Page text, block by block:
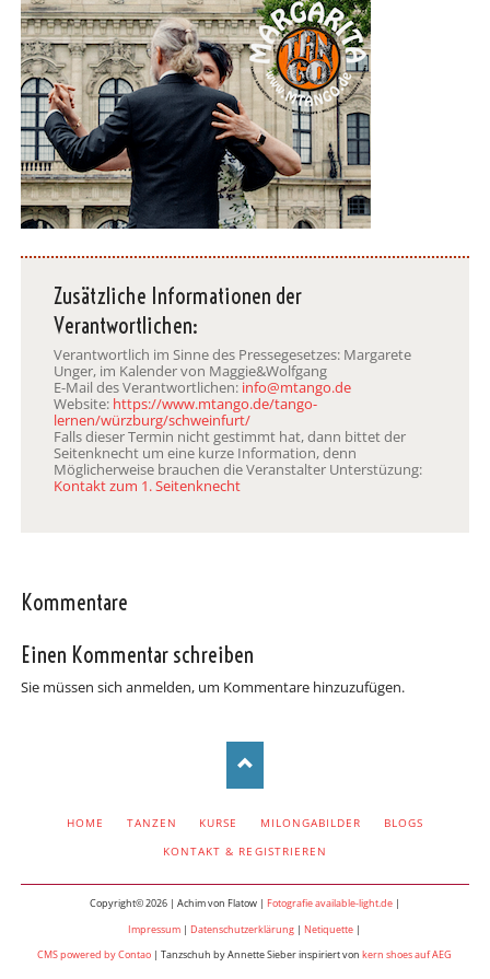
Zusätzliche Informationen der
Verantwortlichen:
Verantwortlich im Sinne des Pressegesetzes: Margarete
Unger, im Kalender von Maggie&Wolfgang
E-Mail des Verantwortlichen: info@mtango.de
Website: https://www.mtango.de/tango-
lernen/würzburg/schweinfurt/
Falls dieser Termin nicht gestimmt hat, dann bittet der
Seitenknecht um eine kurze Information, denn
Möglicherweise brauchen die Veranstalter Unterstüzung:
Kontakt zum 1. Seitenknecht
Kommentare
Einen Kommentar schreiben
Sie müssen sich anmelden, um Kommentare hinzuzufügen.
HOME TANZEN KURSE MILONGABILDER
BLOGS
KONTAKT & REGISTRIEREN
Copyright© 2026 | Achim von Flatow | Fotografie available-light.de|
Impressum |Datenschutzerklärung |Netiquette |
CMS powered by Contao | Tanzschuh by Annette Sieber inspiriert vonkern shoes auf AEG